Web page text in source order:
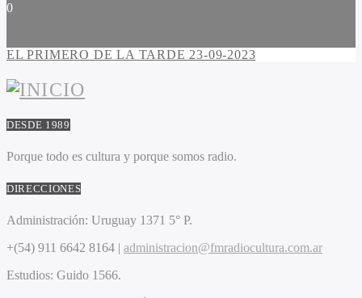
0
EL PRIMERO DE LA TARDE 23-09-2023
DESDE 1989
Porque todo es cultura y porque somos radio.
DIRECCIONES
Administración: Uruguay 1371 5° P.
+(54) 911 6642 8164 | administracion@fmradiocultura.com.ar
Estudios: Guido 1566.